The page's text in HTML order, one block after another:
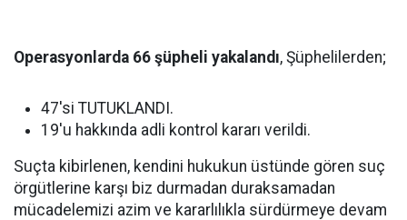
Operasyonlarda 66 şüpheli yakalandı, Şüphelilerden;
47'si TUTUKLANDI.
19'u hakkında adli kontrol kararı verildi.
Suçta kibirlenen, kendini hukukun üstünde gören suç
örgütlerine karşı biz durmadan duraksamadan
mücadelemizi azim ve kararlılıkla sürdürmeye devam